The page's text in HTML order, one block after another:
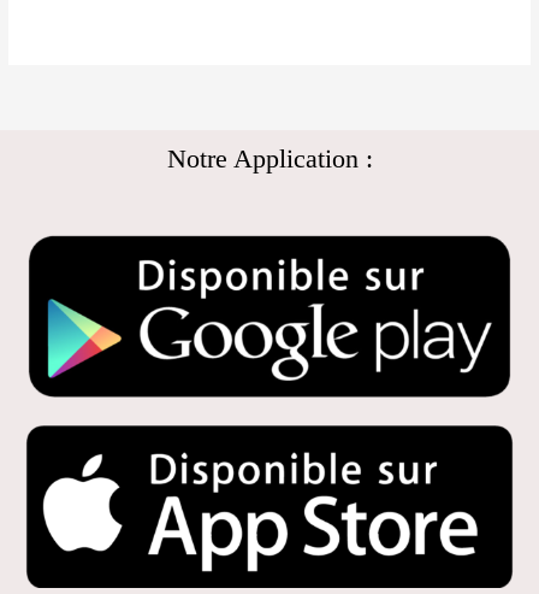
Notre Application :